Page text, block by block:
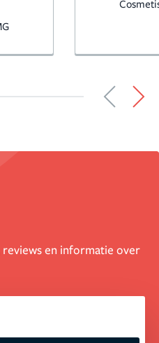
reviews en informatie over